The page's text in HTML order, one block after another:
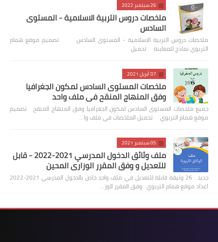
26 سبتمبر 2022
ملخصات دروس التربية الاسلامية - المستوى
السادس
ملخصات دروس التربية الاسلامية - المستوى السادس تصميم موقع همام
التربوي نماذج للمعاينة تحميل
07 أبريل 2021
ملخصات المستوى السادس لمكون الجغرافيا
وفق المنهاج المنقح في ملف واحد
جميع ملخصات المستوى السادس لمكون الجغرافيا وفق المنهاج المنقح تصميم
موقع همام التربوي تحميل الملخصات في ملف وا…
05 سبتمبر 2021
ملف وثائق الدخول المدرسي 2021-2022 - قابل
للتعديل و وفق المقرر الوزاري المحين
جديد : 26 وثيقة قابلة للتعديل في ملف واحد خاص بالدخول المدرسي 2021-2022
اعداد موقع همام التربوي وفق المقرر الوز…